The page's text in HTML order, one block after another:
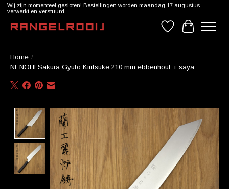
Wij zijn momenteel gesloten! Bestellingen worden maandag 17 augustus
verwerkt en verstuurd.
Verlanglijst
Home /
NENOHI Sakura Gyuto Kiritsuke 210 mm ebbenhout + saya
Product image slideshow Items